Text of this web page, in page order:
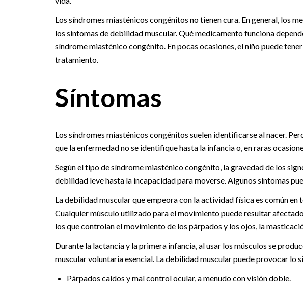
Los síndromes miasténicos congénitos no tienen cura. En general, los
los síntomas de debilidad muscular. Qué medicamento funciona
síndrome miasténico congénito. En pocas ocasiones, el niño puede
tratamiento.
Síntomas
Los síndromes miasténicos congénitos suelen identificarse al nacer.
que la enfermedad no se identifique hasta la infancia o, en raras
Según el tipo de síndrome miasténico congénito, la gravedad de los
debilidad leve hasta la incapacidad para moverse. Algunos síntomas
La debilidad muscular que empeora con la actividad física es común
Cualquier músculo utilizado para el movimiento puede resultar
los que controlan el movimiento de los párpados y los ojos, la
Durante la lactancia y la primera infancia, al usar los músculos se
muscular voluntaria esencial. La debilidad muscular puede provocar lo
Párpados caídos y mal control ocular, a menudo con visión doble.